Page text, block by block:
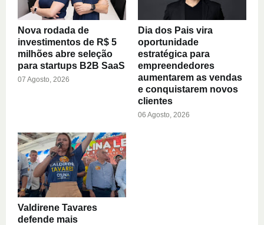
Nova rodada de
investimentos de R$ 5
milhões abre seleção
para startups B2B SaaS
07 Agosto, 2026
Dia dos Pais vira
oportunidade
estratégica para
empreendedores
aumentarem as vendas
e conquistarem novos
clientes
06 Agosto, 2026
Valdirene Tavares
defende mais